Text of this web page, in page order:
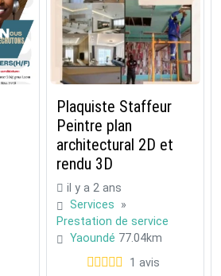
Plaquiste Staffeur
Peintre plan
architectural 2D et
rendu 3D
il y a 2 ans
Services »
Prestation de service
Yaoundé 77.04km
1 avis